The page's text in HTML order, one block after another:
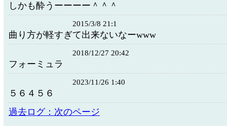
しかも酔うーーーー＾＾＾
2015/3/8 21:1
曲り方が軽すぎて出来ないなーwww
2018/12/27 20:42
フォーミュラ
2023/11/26 1:40
５６４５６
過去ログ：次のページ